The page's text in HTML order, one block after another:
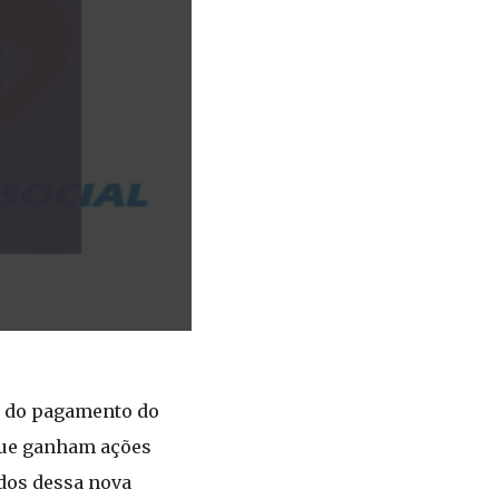
pagamento do
ganham ações
dessa nova